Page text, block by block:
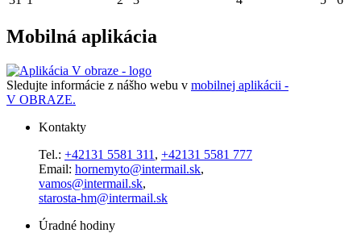
Mobilná aplikácia
Sledujte informácie z nášho webu v mobilnej aplikácii -
V OBRAZE.
Kontakty
Tel.: +42131 5581 311 , +42131 5581 777
Email: hornemyto@intermail.sk,
vamos@intermail.sk,
starosta-hm@intermail.sk
Úradné hodiny